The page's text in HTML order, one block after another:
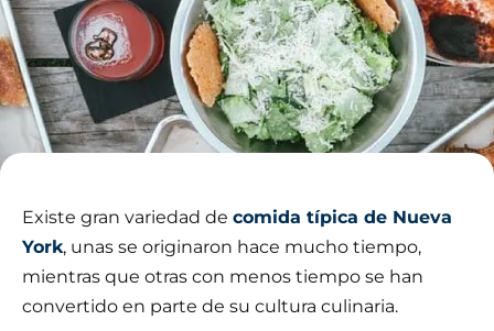
Existe gran variedad de comida típica de Nueva
York, unas se originaron hace mucho tiempo,
mientras que otras con menos tiempo se han
convertido en parte de su cultura culinaria.